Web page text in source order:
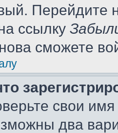
Перейдите
ссылку
сможете
свои
два